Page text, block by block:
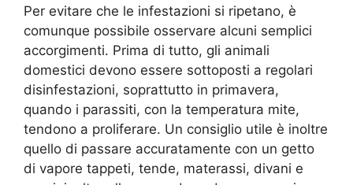
Per evitare che le infestazioni si ripetano, è
comunque possibile osservare alcuni semplici
accorgimenti. Prima di tutto, gli animali
domestici devono essere sottoposti a regolari
disinfestazioni, soprattutto in primavera,
quando i parassiti, con la temperatura mite,
tendono a proliferare. Un consiglio utile è inoltre
quello di passare accuratamente con un getto
di vapore tappeti, tende, materassi, divani e